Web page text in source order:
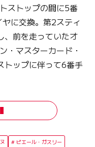
ストップの間に5番
に交換。第2スティ
、前を走っていたオ
・マスターカード・
トップに伴って6番手
ピエール・ガスリー